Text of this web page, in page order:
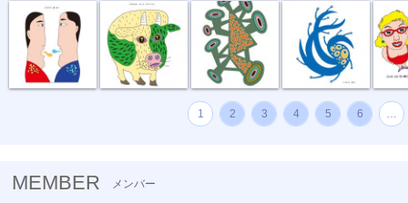
1 2 3 4 5 6 …
MEMBER メンバー